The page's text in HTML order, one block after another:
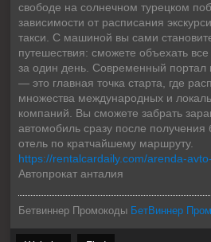
свободе на солнечном турецком
зависимости от расписания
такси. С машиной вы сами
путешествия: сможете объехать
за один день. Современный портал
— это главная точка старта, где
множества международных и
компаний. Вы сможете забрать
автомобиль сразу после получения
отель по кратчайшему маршруту.
https://rentalcardaily.com/arenda-
Автопрокат анталия
Бетвиннер Промокоды БетВиннер